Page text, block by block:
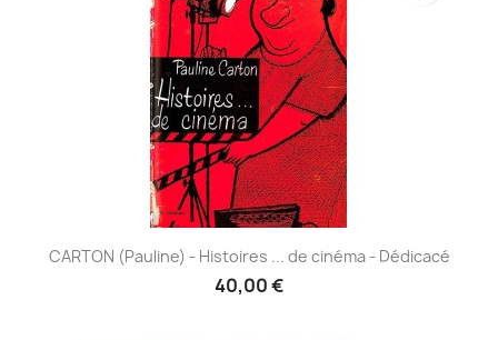
CARTON (Pauline) - Histoires ... de cinéma - Dédicacé
40,00 €